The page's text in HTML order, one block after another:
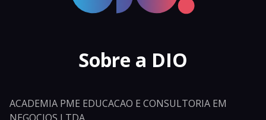
Sobre a DIO
ACADEMIA PME EDUCACAO E CONSULTORIA EM